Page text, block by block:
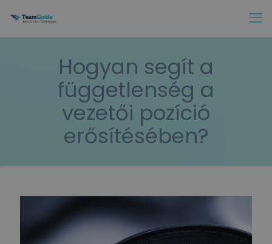
Hogyan segít a
függetlenség a
vezetői pozíció
erősítésében?